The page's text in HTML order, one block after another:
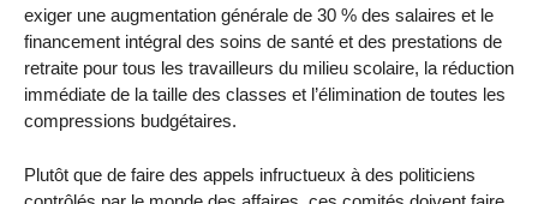
exiger une augmentation générale de 30 % des salaires et le
financement intégral des soins de santé et des prestations de
retraite pour tous les travailleurs du milieu scolaire, la réduction
immédiate de la taille des classes et l’élimination de toutes les
compressions budgétaires.
Plutôt que de faire des appels infructueux à des politiciens